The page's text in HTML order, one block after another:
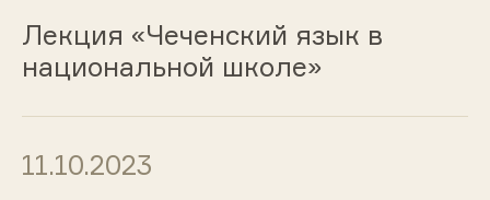
Лекция «Чеченский язык в
национальной школе»
11.10.2023